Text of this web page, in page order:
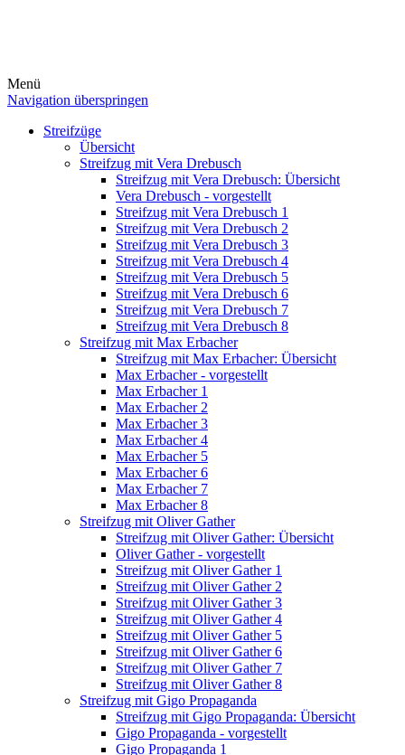
Menü
Navigation überspringen
Streifzüge
Übersicht
Streifzug mit Vera Drebusch
Streifzug mit Vera Drebusch: Übersicht
Vera Drebusch - vorgestellt
Streifzug mit Vera Drebusch 1
Streifzug mit Vera Drebusch 2
Streifzug mit Vera Drebusch 3
Streifzug mit Vera Drebusch 4
Streifzug mit Vera Drebusch 5
Streifzug mit Vera Drebusch 6
Streifzug mit Vera Drebusch 7
Streifzug mit Vera Drebusch 8
Streifzug mit Max Erbacher
Streifzug mit Max Erbacher: Übersicht
Max Erbacher - vorgestellt
Max Erbacher 1
Max Erbacher 2
Max Erbacher 3
Max Erbacher 4
Max Erbacher 5
Max Erbacher 6
Max Erbacher 7
Max Erbacher 8
Streifzug mit Oliver Gather
Streifzug mit Oliver Gather: Übersicht
Oliver Gather - vorgestellt
Streifzug mit Oliver Gather 1
Streifzug mit Oliver Gather 2
Streifzug mit Oliver Gather 3
Streifzug mit Oliver Gather 4
Streifzug mit Oliver Gather 5
Streifzug mit Oliver Gather 6
Streifzug mit Oliver Gather 7
Streifzug mit Oliver Gather 8
Streifzug mit Gigo Propaganda
Streifzug mit Gigo Propaganda: Übersicht
Gigo Propaganda - vorgestellt
Gigo Propaganda 1